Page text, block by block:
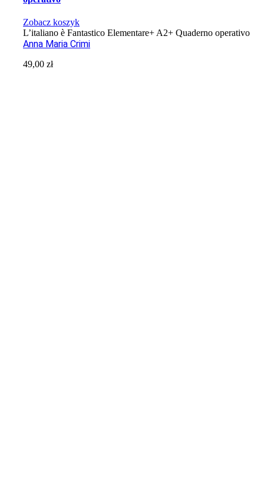
Zobacz koszyk
L’italiano è Fantastico Elementare+ A2+ Quaderno operativo
Anna Maria Crimi
49,00zł